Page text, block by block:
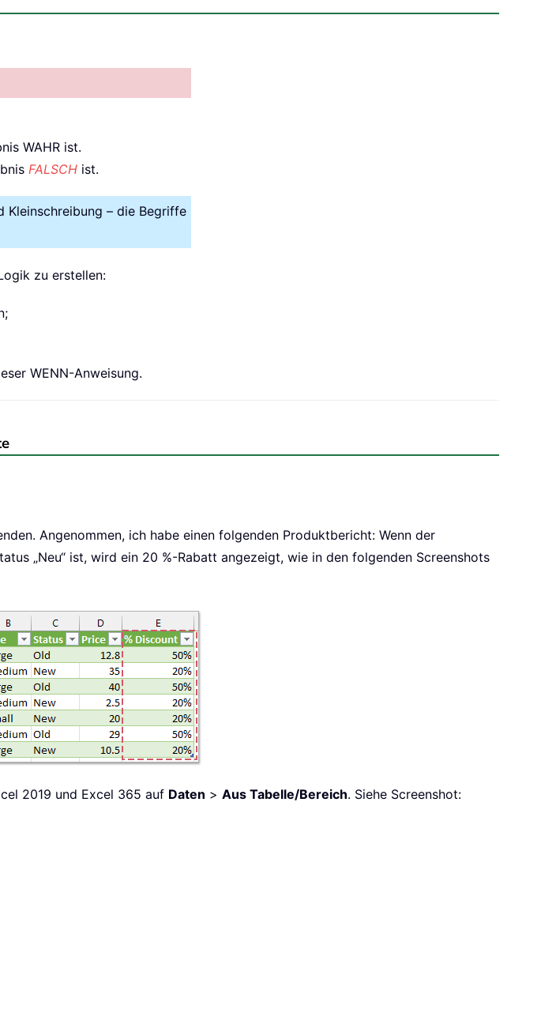
WAHR ist.
FALSCH ist.
Kleinschreibung – die Begriffe
zu erstellen:
WENN-Anweisung.
Angenommen, ich habe einen folgenden Produktbericht: Wenn der
„Neu“ ist, wird ein 20 %-Rabatt angezeigt, wie in den folgenden Screenshots
2019 und Excel 365 auf Daten > Aus Tabelle/Bereich. Siehe Screenshot: